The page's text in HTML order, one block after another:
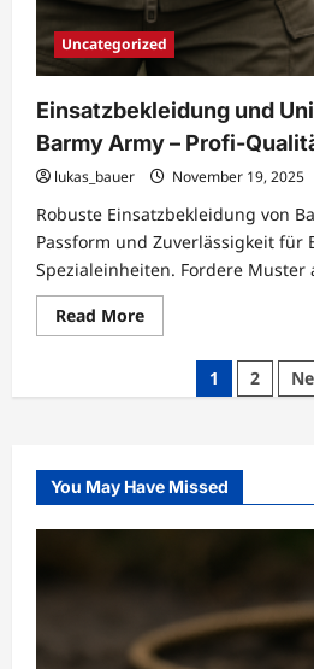
Uncategorized
Einsatzbekleidung und
Barmy Army – Profi-
lukas_bauer November 19, 2025
Robuste Einsatzbekleidung von
Passform und Zuverlässigkeit für
Spezialeinheiten. Fordere Muster
Read MoreRead
more
Einsatzbekleidung
Uniformen
–
Profi-
Qualität
1 2
You May Have Missed